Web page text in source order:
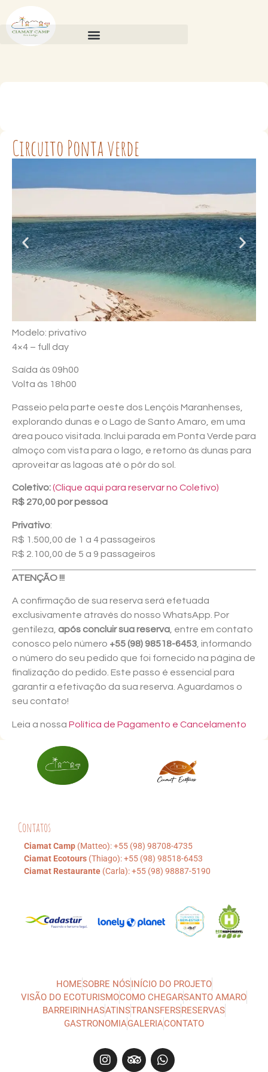
Circuito Ponta verde
Modelo: privativo
4×4 – full day
Saída às 09h00
Volta às 18h00
Passeio pela parte oeste dos Lençóis Maranhenses,
explorando dunas e o Lago de Santo Amaro, em uma
área pouco visitada. Inclui parada em Ponta Verde para
almoço com vista para o lago, e retorno às dunas para
aproveitar as lagoas até o pôr do sol.
Coletivo:(Clique aqui para reservar no Coletivo)
R$ 270,00 por pessoa
Privativo:
R$ 1.500,00 de 1 a 4 passageiros
R$ 2.100,00 de 5 a 9 passageiros
ATENÇÃO !!!
A confirmação de sua reserva será efetuada
exclusivamente através do nosso WhatsApp. Por
gentileza, após concluir sua reserva, entre em contato
conosco pelo número +55 (98) 98518-6453, informando
o número do seu pedido que foi fornecido na página de
finalização do pedido. Este passo é essencial para
garantir a efetivação da sua reserva. Aguardamos o
seu contato!
Leia a nossa Política de Pagamento e Cancelamento
Contatos
Ciamat Camp (Matteo): +55 (98) 98708-4735
Ciamat Ecotours (Thiago): +55 (98) 98518-6453
Ciamat Restaurante (Carla): +55 (98) 98887-5190
HOMESOBRE NÓSINÍCIO DO PROJETO
VISÃO DO ECOTURISMOCOMO CHEGARSANTO AMARO
BARREIRINHASATINSTRANSFERSRESERVAS
GASTRONOMIAGALERIACONTATO